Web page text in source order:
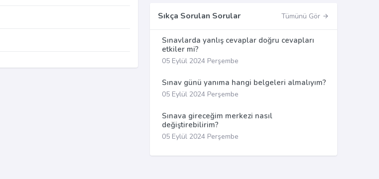
Sıkça Sorulan Sorular Tümünü Gör
Sınavlarda yanlış cevaplar doğru cevapları
etkiler mi?
05 Eylül 2024 Perşembe
Sınav günü yanıma hangi belgeleri almalıyım?
05 Eylül 2024 Perşembe
Sınava gireceğim merkezi nasıl
değiştirebilirim?
05 Eylül 2024 Perşembe